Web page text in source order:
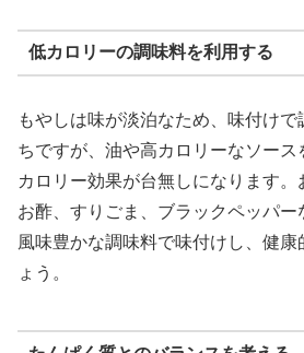
低カロリーの調味料を利用する
もやしは味が淡泊なため、味付け
ちですが、油や高カロリーなソー
カロリー効果が台無しになります。
お酢、すりごま、ブラックペッパ
風味豊かな調味料で味付けし、健康
ょう。